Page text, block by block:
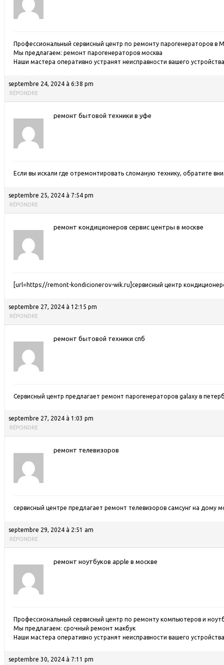
Профессиональный сервисный центр по ремонту парогенераторов в
Мы предлагаем: ремонт парогенераторов москва
Наши мастера оперативно устранят неисправности вашего
septembre 24, 2024 à 6:38 pm
RÉPONDRE
ремонт бытовой техники в уфе
Если вы искали где отремонтировать сломаную технику, обратите
septembre 25, 2024 à 7:54 pm
RÉPONDRE
ремонт кондиционеров сервис центры в москве
[url=https://remont-kondicionerov-wik.ru]сервисный центр
septembre 27, 2024 à 12:15 pm
RÉPONDRE
ремонт бытовой техники спб
Сервисный центр предлагает ремонт парогенераторов galaxy в
septembre 27, 2024 à 1:03 pm
RÉPONDRE
ремонт телевизоров
сервисный центре предлагает ремонт телевизоров самсунг на дому
septembre 29, 2024 à 2:51 am
RÉPONDRE
ремонт ноутбуков apple в москве
Профессиональный сервисный центр по ремонту компьютеров и
Мы предлагаем: срочный ремонт макбук
Наши мастера оперативно устранят неисправности вашего
septembre 30, 2024 à 7:11 pm